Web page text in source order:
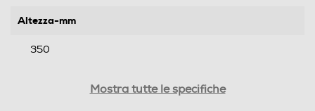
Altezza-mm
350
Mostra tutte le specifiche